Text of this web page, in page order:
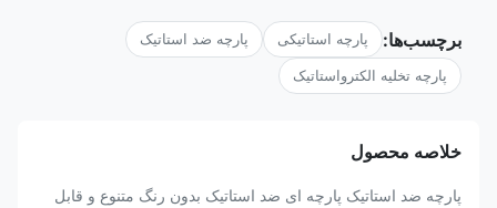
برچسب‌ها: پارچه استاتیکی پارچه ضد استاتیک
پارچه تخلیه الکترواستاتیک
خلاصه محصول
پارچه ضد استاتیک پارچه ای ضد استاتیک بدون رنگ متنوع و قابل